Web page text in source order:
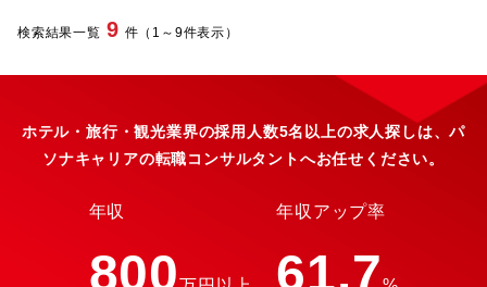
検索結果一覧 9 件（1～9件表示）
ホテル・旅行・観光業界の採用人数5名以上の求人探しは、パ
ソナキャリアの転職コンサルタントへお任せください。
年収
800
年収アップ率
61.7